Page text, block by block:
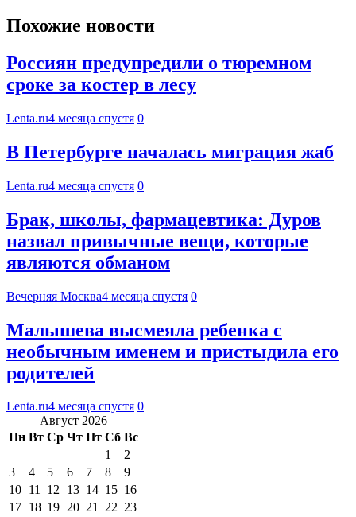
Похожие новости
Россиян предупредили о тюремном
сроке за костер в лесу
Lenta.ru4 месяца спустя 0
В Петербурге началась миграция жаб
Lenta.ru4 месяца спустя 0
Брак, школы, фармацевтика: Дуров
назвал привычные вещи, которые
являются обманом
Вечерняя Москва4 месяца спустя 0
Малышева высмеяла ребенка с
необычным именем и пристыдила его
родителей
Lenta.ru4 месяца спустя 0
Август 2026
Пн Вт Ср Чт Пт Сб Вс
1
2
3
4 5 6 7 8
9
10 11 12 13 14 15 16
17 18 19 20 21 22 23